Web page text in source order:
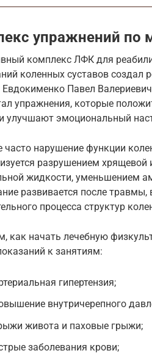
упражнений по
комплекс ЛФК для
коленных суставов создал
Евдокименко Павел
упражнения, которые
улучшают эмоциональный
часто нарушение функции
разрушением
жидкости, уменьшением
развивается после травмы,
процесса структур
как начать лечебную
к занятиям:
гипертензия;
внутричерепного
живота и паховые грыжи;
заболевания крови;